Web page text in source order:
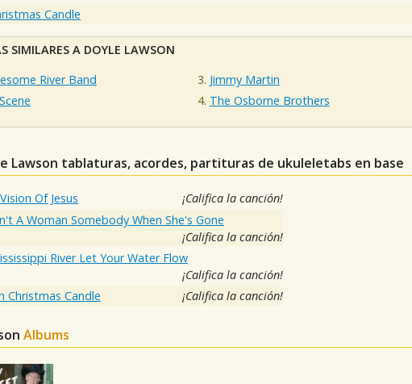
Candle
SIMILARES A DOYLE LAWSON
River Band
Jimmy Martin
The Osborne Brothers
Lawson tablaturas, acordes, partituras de ukuleletabs en base
Of Jesus ¡Califica la canción!
A Woman Somebody When She's Gone
¡Califica la canción!
River Let Your Water Flow
¡Califica la canción!
Christmas Candle ¡Califica la canción!
Albums